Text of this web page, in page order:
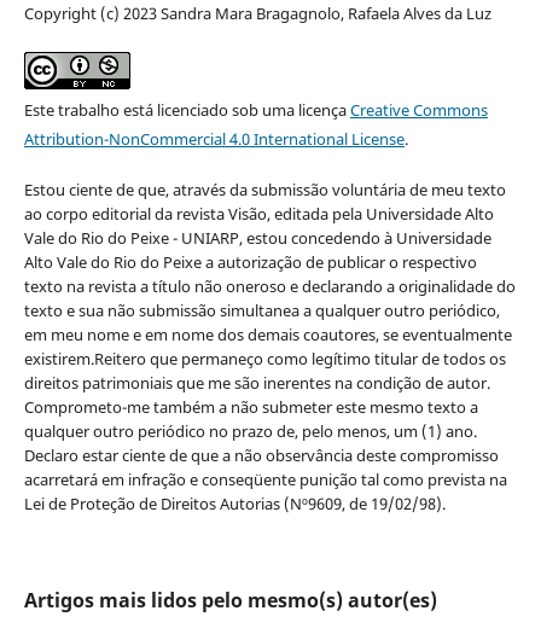
Copyright (c) 2023 Sandra Mara Bragagnolo, Rafaela Alves da Luz
Este trabalho está licenciado sob uma licençaCreative Commons
Attribution-NonCommercial 4.0 International License.
Estou ciente de que, através da submissão voluntária de meu texto
ao corpo editorial da revista Visão, editada pela Universidade Alto
Vale do Rio do Peixe - UNIARP, estou concedendo à Universidade
Alto Vale do Rio do Peixe a autorização de publicar o respectivo
texto na revista a título não oneroso e declarando a originalidade do
texto e sua não submissão simultanea a qualquer outro periódico,
em meu nome e em nome dos demais coautores, se eventualmente
existirem.Reitero que permaneço como legítimo titular de todos os
direitos patrimoniais que me são inerentes na condição de autor.
Comprometo-me também a não submeter este mesmo texto a
qualquer outro periódico no prazo de, pelo menos, um (1) ano.
Declaro estar ciente de que a não observância deste compromisso
acarretará em infração e conseqüente punição tal como prevista na
Lei de Proteção de Direitos Autorias (Nº9609, de 19/02/98).
Artigos mais lidos pelo mesmo(s) autor(es)